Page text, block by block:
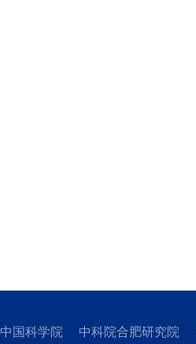
中国科学院 中科院合肥研究院